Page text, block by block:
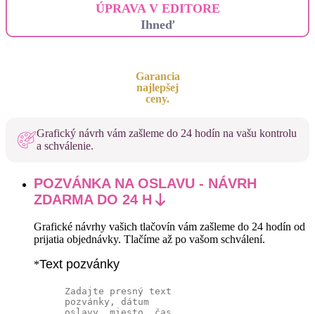
ÚPRAVA V EDITORE
Ihneď
Garancia
najlepšej
ceny.
Grafický návrh vám zašleme do 24 hodín na vašu kontrolu
a schválenie.
POZVÁNKA NA OSLAVU - NÁVRH
ZDARMA DO 24 H
Grafické návrhy vašich tlačovín vám zašleme do 24 hodín od
prijatia objednávky. Tlačíme až po vašom schválení.
*Text pozvánky